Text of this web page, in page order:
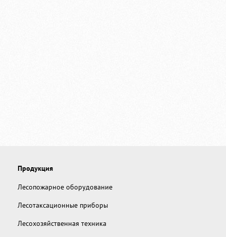
Продукция
Лесопожарное оборудование
Лесотаксационные приборы
Лесохозяйственная техника